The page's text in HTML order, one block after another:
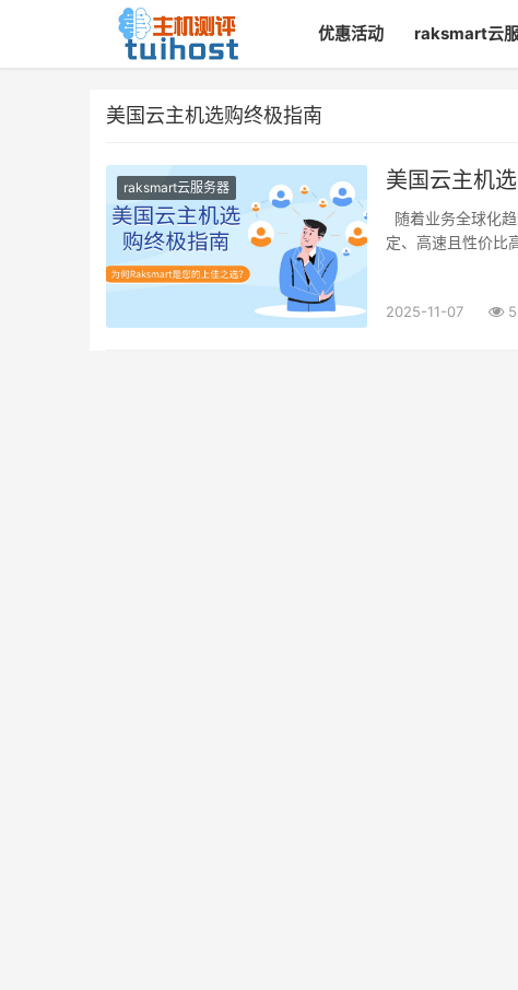
优惠活动 raksmart云
美国云主机选购终极指南
raksmart云服务器 美国云主机
随着业务全球化
定、高速且性价比
2025-11-07